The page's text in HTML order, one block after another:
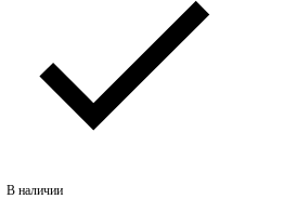
В наличии